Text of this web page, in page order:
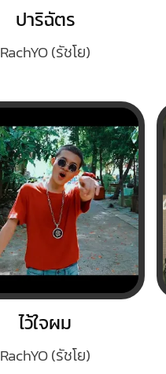
ปาริฉัตร
RachYO (รัชโย)
ไว้ใจผม
RachYO (รัชโย)